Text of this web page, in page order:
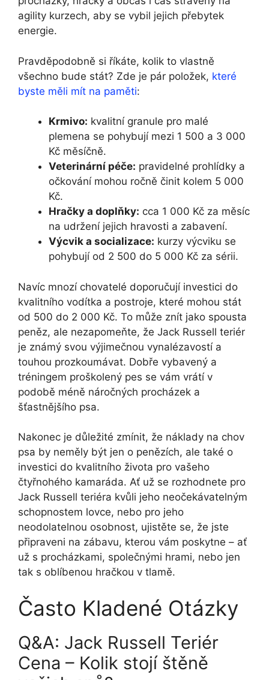
agility kurzech, aby se vybil jejich přebytek
energie.
Pravděpodobně si říkáte, kolik to vlastně
všechno bude stát? Zde je pár položek, které
byste měli mít na paměti:
Krmivo: kvalitní granule pro malé
plemena se pohybují mezi 1 500 a 3 000
Kč měsíčně.
Veterinární péče: pravidelné prohlídky a
očkování mohou ročně činit kolem 5 000
Kč.
Hračky a doplňky: cca 1 000 Kč za měsíc
na udržení jejich hravosti a zabavení.
Výcvik a socializace: kurzy výcviku se
pohybují od 2 500 do 5 000 Kč za sérii.
Navíc mnozí chovatelé doporučují investici do
kvalitního vodítka a postroje, které mohou stát
od 500 do 2 000 Kč. To může znít jako spousta
peněz, ale nezapomeňte, že Jack Russell teriér
je známý svou výjimečnou vynalézavostí a
touhou prozkoumávat. Dobře vybavený a
tréningem proškolený pes se vám vrátí v
podobě méně náročných procházek a
šťastnějšího psa.
Nakonec je důležité zmínit, že náklady na chov
psa by neměly být jen o penězích, ale také o
investici do kvalitního života pro vašeho
čtyřnohého kamaráda. Ať už se rozhodnete pro
Jack Russell teriéra kvůli jeho neočekávatelným
schopnostem lovce, nebo pro jeho
neodolatelnou osobnost, ujistěte se, že jste
připraveni na zábavu, kterou vám poskytne – ať
už s procházkami, společnými hrami, nebo jen
tak s oblíbenou hračkou v tlamě.
Často Kladené Otázky
Q&A: Jack Russell Teriér
Cena – Kolik stojí štěně